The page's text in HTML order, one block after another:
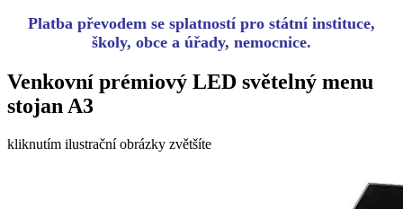
Platba převodem se splatností pro státní instituce,
školy, obce a úřady, nemocnice.
Venkovní prémiový LED světelný menu
stojan A3
kliknutím ilustrační obrázky zvětšíte